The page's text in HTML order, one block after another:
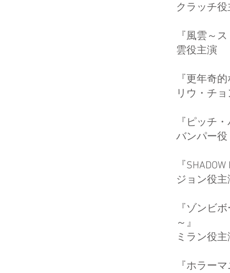
クラッチ
『風雲～
雲役主演
『更年奇
リウ・チ
『ピッチ
バンパー
『
ジョン役主
『ゾンビ
～』
ミラン役
『ホラー